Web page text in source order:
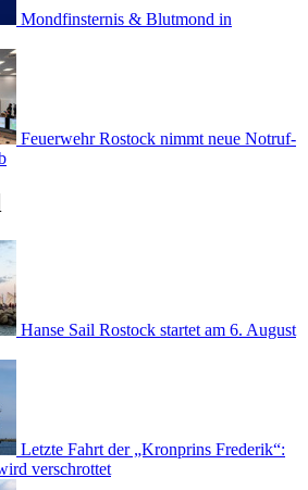
Mondfinsternis & Blutmond in
Feuerwehr Rostock nimmt neue Notruf-
Hanse Sail Rostock startet am 6. August
Letzte Fahrt der „Kronprins Frederik“:
verschrottet